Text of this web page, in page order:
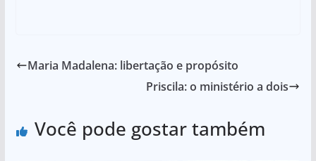
Maria Madalena: libertação e propósito
Priscila: o ministério a dois
Você pode gostar também